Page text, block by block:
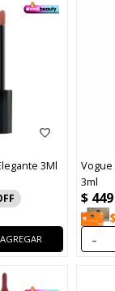
3Ml
Vogue
3ml
$ 449
$
-